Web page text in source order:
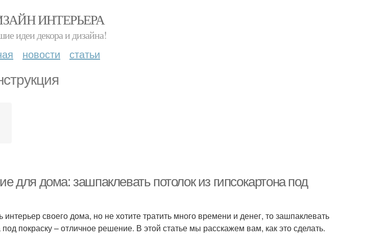
ИНТЕРЬЕРА
идеи декора и дизайна!
новости статьи
для дома: зашпаклевать потолок из гипсокартона под
своего дома, но не хотите тратить много времени и денег, то зашпаклевать
под покраску – отличное решение. В этой статье мы расскажем вам, как это сделать.